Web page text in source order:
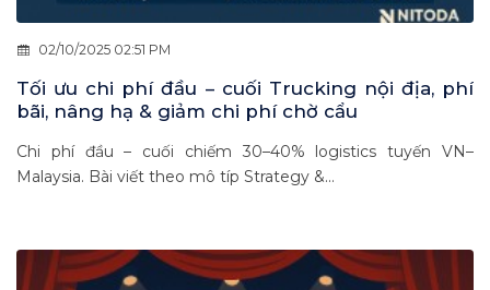
02/10/2025 02:51 PM
Tối ưu chi phí đầu – cuối Trucking nội địa, phí
bãi, nâng hạ & giảm chi phí chờ cẩu
Chi phí đầu – cuối chiếm 30–40% logistics tuyến VN–
Malaysia. Bài viết theo mô típ Strategy &...